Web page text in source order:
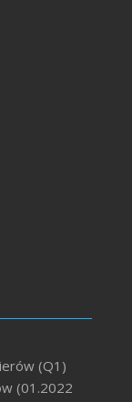
(Q1)
(01.2022